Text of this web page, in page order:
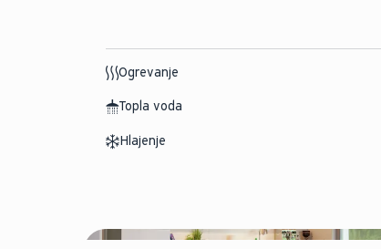
Ogrevanje
Topla voda
Hlajenje